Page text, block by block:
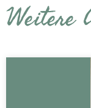
Weitere